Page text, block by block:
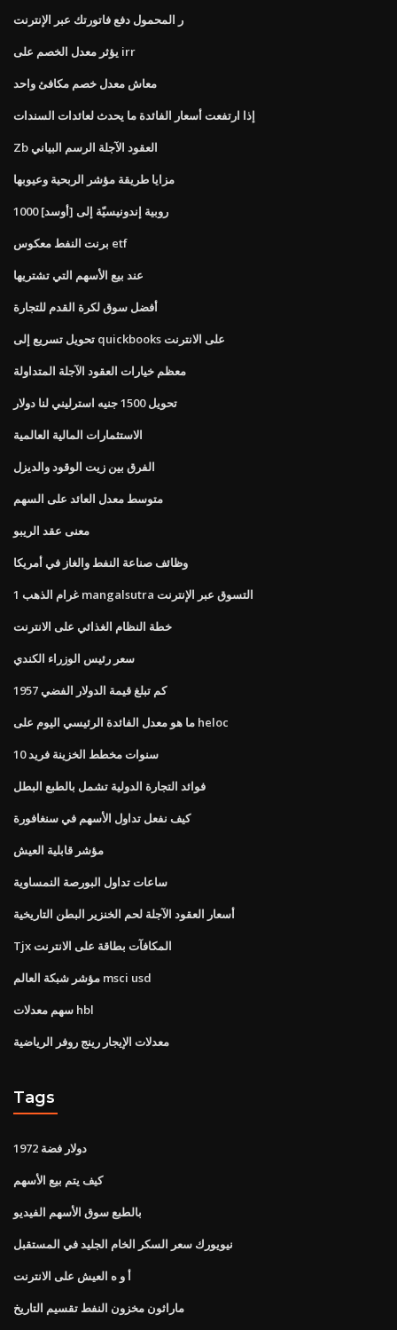
ر المحمول دفع فاتورتك عبر الإنترنت
يؤثر معدل الخصم على irr
معاش معدل خصم مكافئ واحد
إذا ارتفعت أسعار الفائدة ما يحدث لعائدات السندات
Zb العقود الآجلة الرسم البياني
مزايا طريقة مؤشر الربحية وعيوبها
1000 روبية إندونيسيّة إلى [أوسد]
برنت النفط معكوس etf
عند بيع الأسهم التي تشتريها
أفضل سوق لكرة القدم للتجارة
تحويل تسريع إلى quickbooks على الانترنت
معظم خيارات العقود الآجلة المتداولة
تحويل 1500 جنيه استرليني لنا دولار
الاستثمارات المالية العالمية
الفرق بين زيت الوقود والديزل
متوسط ​​معدل العائد على السهم
معنى عقد الريبو
وظائف صناعة النفط والغاز في أمريكا
1 غرام الذهب mangalsutra التسوق عبر الإنترنت
خطة النظام الغذائي على الانترنت
سعر رئيس الوزراء الكندي
كم تبلغ قيمة الدولار الفضي 1957
ما هو معدل الفائدة الرئيسي اليوم على heloc
10 سنوات مخطط الخزينة فريد
فوائد التجارة الدولية تشمل بالطبع البطل
كيف نفعل تداول الأسهم في سنغافورة
مؤشر قابلية العيش
ساعات تداول البورصة النمساوية
أسعار العقود الآجلة لحم الخنزير البطن التاريخية
Tjx المكافآت بطاقة على الانترنت
مؤشر شبكة العالم msci usd
سهم معدلات hbl
معدلات الإيجار رينج روفر الرياضية
Tags
دولار فضة 1972
كيف يتم بيع الأسهم
بالطبع سوق الأسهم الفيديو
نيويورك سعر السكر الخام الجليد في المستقبل
أ و ه العيش على الانترنت
ماراثون مخزون النفط تقسيم التاريخ